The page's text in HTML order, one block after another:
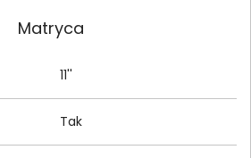
Matryca
11''
Tak